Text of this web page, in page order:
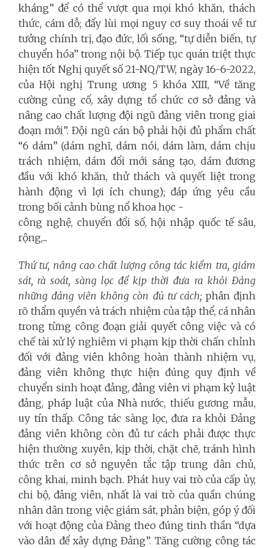
kháng” để có thể vượt qua mọi khó khăn, thách
thức, cám dỗ; đẩy lùi mọi nguy cơ suy thoái về tư
tưởng chính trị, đạo đức, lối sống, “tự diễn biến, tự
chuyển hóa” trong nội bộ. Tiếp tục quán triệt thực
hiện tốt Nghị quyết số 21-NQ/TW, ngày 16-6-2022,
của Hội nghị Trung ương 5 khóa XIII, “Về tăng
cường củng cố, xây dựng tổ chức cơ sở đảng và
nâng cao chất lượng đội ngũ đảng viên trong giai
đoạn mới”. Đội ngũ cán bộ phải hội đủ phẩm chất
“6 dám” (dám nghĩ, dám nói, dám làm, dám chịu
trách nhiệm, dám đổi mới sáng tạo, dám đương
đầu với khó khăn, thử thách và quyết liệt trong
hành động vì lợi ích chung); đáp ứng yêu cầu
trong bối cảnh bùng nổ khoa học -
công nghệ, chuyển đổi số, hội nhập quốc tế sâu,
rộng,...
Thứ tư, nâng cao chất lượng công tác kiểm tra, giám
sát, rà soát, sàng lọc để kịp thời đưa ra khỏi Đảng
những đảng viên không còn đủ tư cách; phân định
rõ thẩm quyền và trách nhiệm của tập thể, cá nhân
trong từng công đoạn giải quyết công việc và có
chế tài xử lý nghiêm vi phạm kịp thời chấn chỉnh
đối với đảng viên không hoàn thành nhiệm vụ,
đảng viên không thực hiện đúng quy định về
chuyển sinh hoạt đảng, đảng viên vi phạm kỷ luật
đảng, pháp luật của Nhà nước, thiếu gương mẫu,
uy tín thấp. Công tác sàng lọc, đưa ra khỏi Đảng
đảng viên không còn đủ tư cách phải được thực
hiện thường xuyên, kịp thời, chặt chẽ, tránh hình
thức trên cơ sở nguyên tắc tập trung dân chủ,
công khai, minh bạch. Phát huy vai trò của cấp ủy,
chi bộ, đảng viên, nhất là vai trò của quần chúng
nhân dân trong việc giám sát, phản biện, góp ý đối
với hoạt động của Đảng theo đúng tinh thần “dựa
vào dân để xây dựng Đảng”. Tăng cường công tác